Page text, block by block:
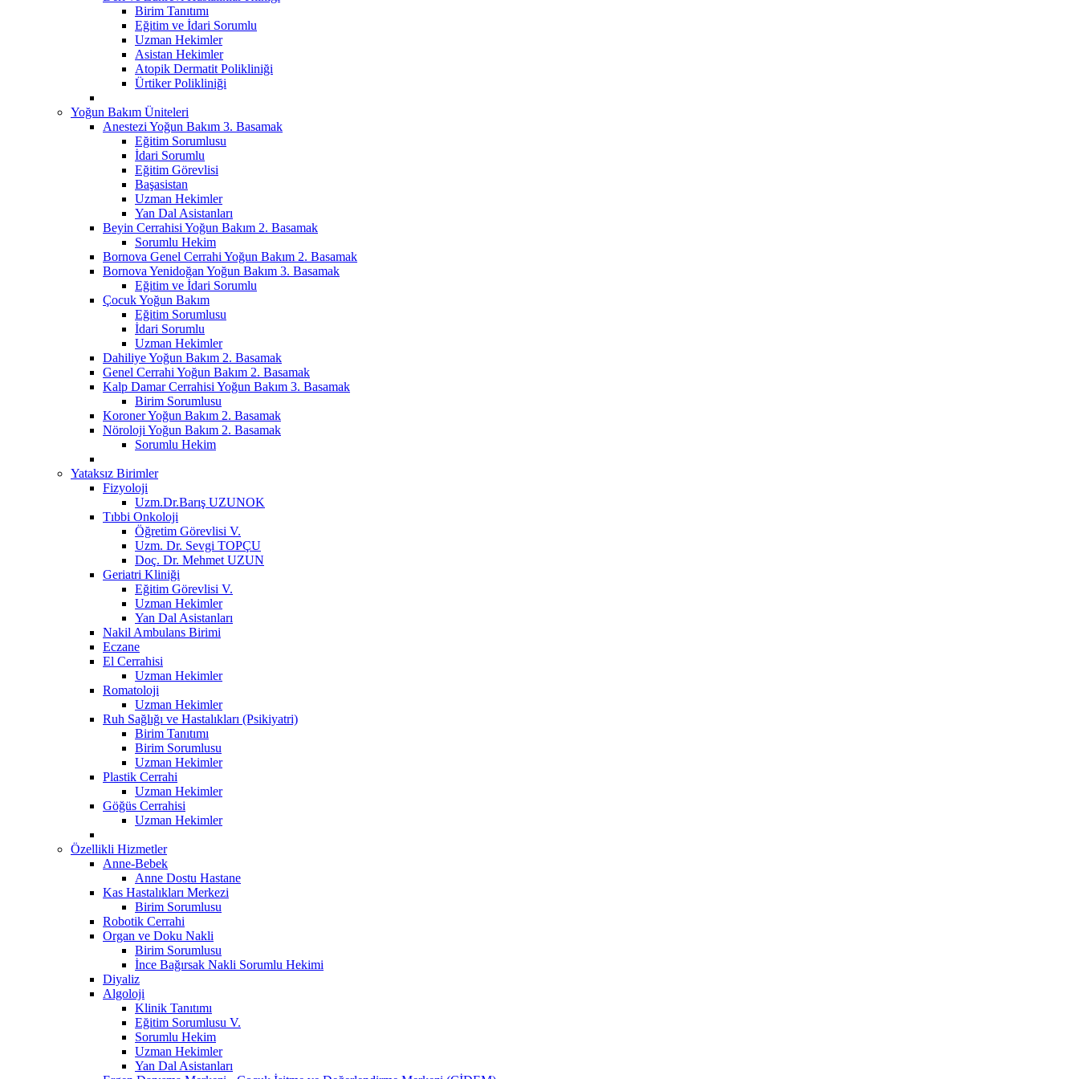
Birim Tanıtımı
Eğitim ve İdari Sorumlu
Uzman Hekimler
Asistan Hekimler
Atopik Dermatit Polikliniği
Ürtiker Polikliniği
Yoğun Bakım Üniteleri
Anestezi Yoğun Bakım 3. Basamak
Eğitim Sorumlusu
İdari Sorumlu
Eğitim Görevlisi
Başasistan
Uzman Hekimler
Yan Dal Asistanları
Beyin Cerrahisi Yoğun Bakım 2. Basamak
Sorumlu Hekim
Bornova Genel Cerrahi Yoğun Bakım 2. Basamak
Bornova Yenidoğan Yoğun Bakım 3. Basamak
Eğitim ve İdari Sorumlu
Çocuk Yoğun Bakım
Eğitim Sorumlusu
İdari Sorumlu
Uzman Hekimler
Dahiliye Yoğun Bakım 2. Basamak
Genel Cerrahi Yoğun Bakım 2. Basamak
Kalp Damar Cerrahisi Yoğun Bakım 3. Basamak
Birim Sorumlusu
Koroner Yoğun Bakım 2. Basamak
Nöroloji Yoğun Bakım 2. Basamak
Sorumlu Hekim
Yataksız Birimler
Fizyoloji
Uzm.Dr.Barış UZUNOK
Tıbbi Onkoloji
Öğretim Görevlisi V.
Uzm. Dr. Sevgi TOPÇU
Doç. Dr. Mehmet UZUN
Geriatri Kliniği
Eğitim Görevlisi V.
Uzman Hekimler
Yan Dal Asistanları
Nakil Ambulans Birimi
Eczane
El Cerrahisi
Uzman Hekimler
Romatoloji
Uzman Hekimler
Ruh Sağlığı ve Hastalıkları (Psikiyatri)
Birim Tanıtımı
Birim Sorumlusu
Uzman Hekimler
Plastik Cerrahi
Uzman Hekimler
Göğüs Cerrahisi
Uzman Hekimler
Özellikli Hizmetler
Anne-Bebek
Anne Dostu Hastane
Kas Hastalıkları Merkezi
Birim Sorumlusu
Robotik Cerrahi
Organ ve Doku Nakli
Birim Sorumlusu
İnce Bağırsak Nakli Sorumlu Hekimi
Diyaliz
Algoloji
Klinik Tanıtımı
Eğitim Sorumlusu V.
Sorumlu Hekim
Uzman Hekimler
Yan Dal Asistanları